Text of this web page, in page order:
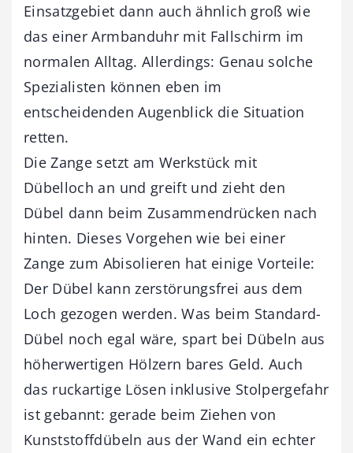
Einsatzgebiet dann auch ähnlich groß wie
das einer Armbanduhr mit Fallschirm im
normalen Alltag. Allerdings: Genau solche
Spezialisten können eben im
entscheidenden Augenblick die Situation
retten.
Die Zange setzt am Werkstück mit
Dübelloch an und greift und zieht den
Dübel dann beim Zusammendrücken nach
hinten. Dieses Vorgehen wie bei einer
Zange zum Abisolieren hat einige Vorteile:
Der Dübel kann zerstörungsfrei aus dem
Loch gezogen werden. Was beim Standard-
Dübel noch egal wäre, spart bei Dübeln aus
höherwertigen Hölzern bares Geld. Auch
das ruckartige Lösen inklusive Stolpergefahr
ist gebannt: gerade beim Ziehen von
Kunststoffdübeln aus der Wand ein echter